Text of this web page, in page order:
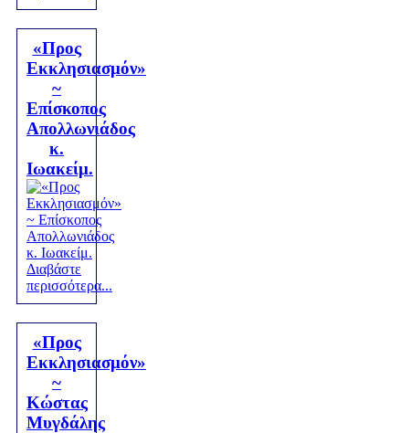
«Προς
Εκκλησιασμόν»
~
Επίσκοπος
Απολλωνιάδος
κ.
Ιωακείμ.
Διαβάστε
περισσότερα...
«Προς
Εκκλησιασμόν»
~
Κώστας
Μυγδάλης